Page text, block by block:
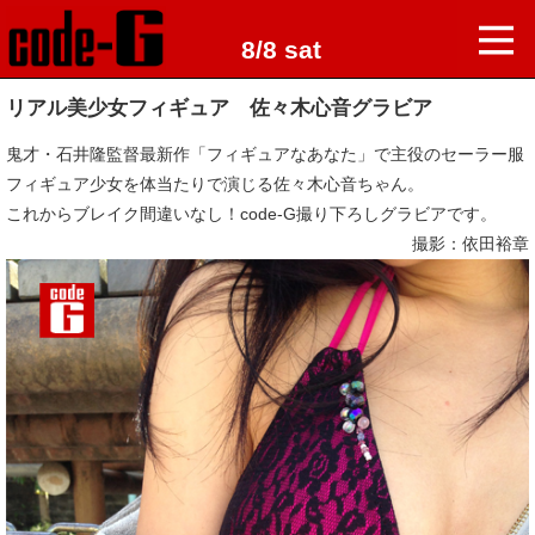
8/8 sat
リアル美少女フィギュア 佐々木心音グラビア
鬼才・石井隆監督最新作「フィギュアなあなた」で主役のセーラー服
フィギュア少女を体当たりで演じる佐々木心音ちゃん。
これからブレイク間違いなし！code-G撮り下ろしグラビアです。
撮影：依田裕章